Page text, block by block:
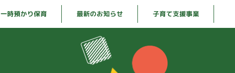
一時預かり保育 最新のお知らせ 子育て支援事業